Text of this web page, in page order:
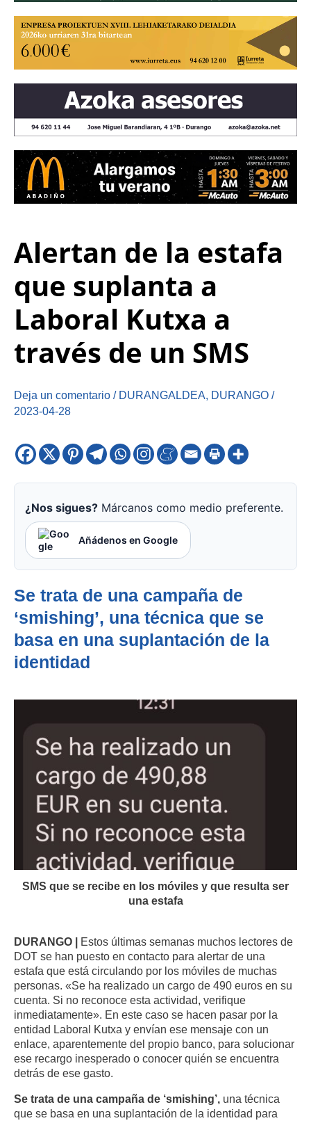
Alertan de la estafa
que suplanta a
Laboral Kutxa a
través de un SMS
Deja un comentario / DURANGALDEA, DURANGO /
2023-04-28
¿Nos sigues? Márcanos como medio preferente.
Añádenos en Google
Se trata de una campaña de
‘smishing’, una técnica que se
basa en una suplantación de la
identidad
SMS que se recibe en los móviles y que resulta ser
una estafa
DURANGO | Estos últimas semanas muchos lectores de
DOT se han puesto en contacto para alertar de una
estafa que está circulando por los móviles de muchas
personas. «Se ha realizado un cargo de 490 euros en su
cuenta. Si no reconoce esta actividad, verifique
inmediatamente». En este caso se hacen pasar por la
entidad Laboral Kutxa y envían ese mensaje con un
enlace, aparentemente del propio banco, para solucionar
ese recargo inesperado o conocer quién se encuentra
detrás de ese gasto.
Se trata de una campaña de ‘smishing’, una técnica
que se basa en una suplantación de la identidad para